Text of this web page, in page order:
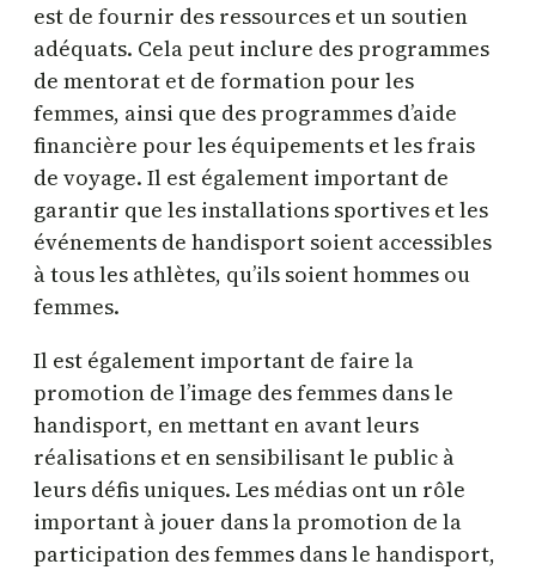
est de fournir des ressources et un soutien
adéquats. Cela peut inclure des programmes
de mentorat et de formation pour les
femmes, ainsi que des programmes d’aide
financière pour les équipements et les frais
de voyage. Il est également important de
garantir que les installations sportives et les
événements de handisport soient accessibles
à tous les athlètes, qu’ils soient hommes ou
femmes.
Il est également important de faire la
promotion de l’image des femmes dans le
handisport, en mettant en avant leurs
réalisations et en sensibilisant le public à
leurs défis uniques. Les médias ont un rôle
important à jouer dans la promotion de la
participation des femmes dans le handisport,